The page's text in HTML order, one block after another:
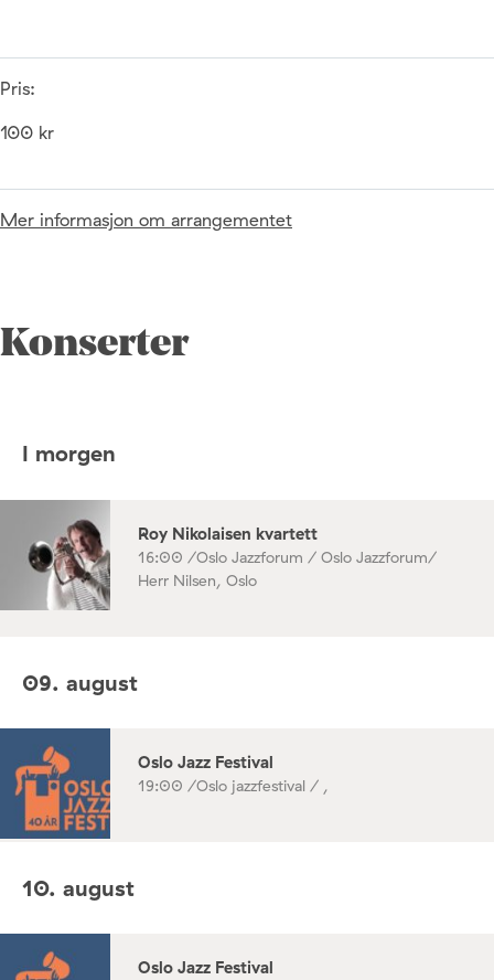
Pris:
100 kr
Mer informasjon om arrangementet
Konserter
I morgen
Roy Nikolaisen kvartett
16:00 /Oslo Jazzforum / Oslo Jazzforum/
Herr Nilsen, Oslo
09. august
Oslo Jazz Festival
19:00 /Oslo jazzfestival / ,
10. august
Oslo Jazz Festival